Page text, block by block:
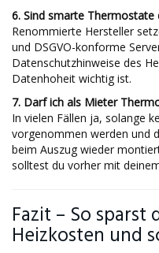
6. Sind smarte Thermostate
Renommierte Hersteller
und DSGVO-konforme
Datenschutzhinweise des
Datenhoheit wichtig ist.
7. Darf ich als Mieter
In vielen Fällen ja, solange
vorgenommen werden und
beim Auszug wieder
solltest du vorher mit
Fazit – So
Heizkosten und